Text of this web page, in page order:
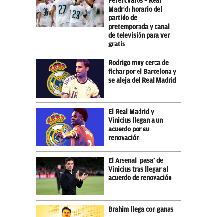
Madrid: horario del
partido de
pretemporada y canal
de televisión para ver
gratis
Rodrigo muy cerca de
fichar por el Barcelona y
se aleja del Real Madrid
El Real Madrid y
Vinicius llegan a un
acuerdo por su
renovación
El Arsenal ‘pasa’ de
Vinicius tras llegar al
acuerdo de renovación
Brahim llega con ganas